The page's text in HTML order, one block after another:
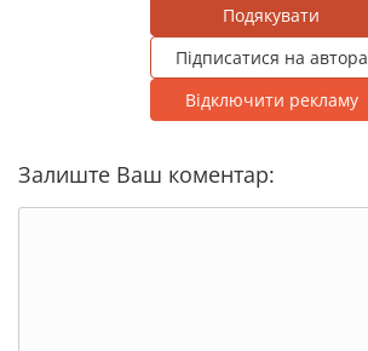
Подякувати
Підписатися на автора
Відключити рекламу
Залиште Ваш коментар: